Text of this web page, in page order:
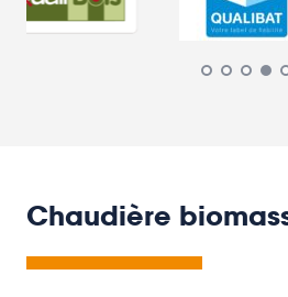
Chaudière